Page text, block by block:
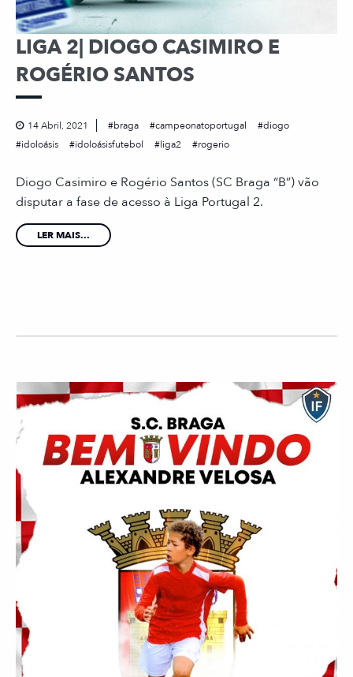
LIGA 2| DIOGO CASIMIRO E
ROGÉRIO SANTOS
14 Abril, 2021 braga campeonatoportugal
diogo
idoloásis
idoloásisfutebol liga2 rogerio
Diogo Casimiro e Rogério Santos (SC Braga “B”) vão
disputar a fase de acesso à Liga Portugal 2.
LER MAIS...